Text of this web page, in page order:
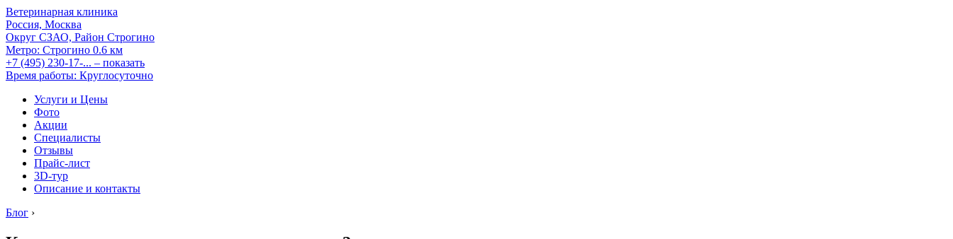
Ветеринарная клиника
Россия, Москва
Округ СЗАО, Район Строгино
Метро: Строгино 0.6 км
+7 (495) 230-17-... – показать
Время работы: Круглосуточно
Услуги и Цены
Фото
Акции
Специалисты
Отзывы
Прайс-лист
3D-тур
Описание и контакты
Блог ›